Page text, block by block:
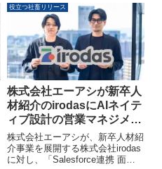
DXPO 東京❜26夏」に出展しま
す。ブースでは採用・人事・給
与・労務業務を支援する人事特化
型アウトソーシングサービスと、
人材派遣管理システム
「HRstation」を紹介します。ま
た、会期中には「HRstation」に
よる派遣管理業務の効率化に関す
るショートセッションにも登壇す
る予定です。
役立つ社畜リリース
株式会社エーアシが新卒人
材紹介のirodasにAIネイテ
ィブ設計の営業マネジメン
ト基盤を開発・納品しまし
た
株式会社エーアシが、新卒人材紹
介事業を展開する株式会社irodas
に対し、「Salesforce連携 面談